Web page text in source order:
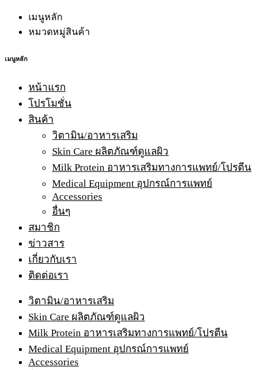
เมนูหลัก
หมวดหมู่สินค้า
เมนูหลัก
หน้าแรก
โปรโมชั่น
สินค้า
วิตามิน/อาหารเสริม
Skin Care ผลิตภัณฑ์ดูแลผิว
Milk Protein อาหารเสริมทางการแพทย์/โปรตีน
Medical Equipment อุปกรณ์การแพทย์
Accessories
อื่นๆ
สมาชิก
ข่าวสาร
เกี่ยวกับเรา
ติดต่อเรา
วิตามิน/อาหารเสริม
Skin Care ผลิตภัณฑ์ดูแลผิว
Milk Protein อาหารเสริมทางการแพทย์/โปรตีน
Medical Equipment อุปกรณ์การแพทย์
Accessories